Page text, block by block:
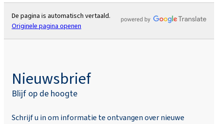
Rokopol® RF170 (Polyetherpolyol)
Rokopol® RF551 (Polyetherpolyol)
De pagina is automatisch vertaald.
Originele pagina openen
Nieuwsbrief
Blijf op de hoogte
Schrijf u in om informatie te ontvangen over nieuwe